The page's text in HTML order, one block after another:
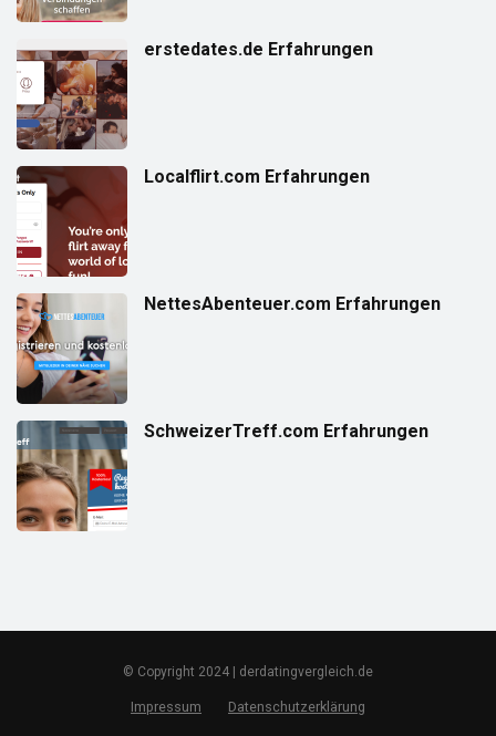
erstedates.de Erfahrungen
Localflirt.com Erfahrungen
NettesAbenteuer.com Erfahrungen
SchweizerTreff.com Erfahrungen
© Copyright 2024 | derdatingvergleich.de
Impressum Datenschutzerklärung